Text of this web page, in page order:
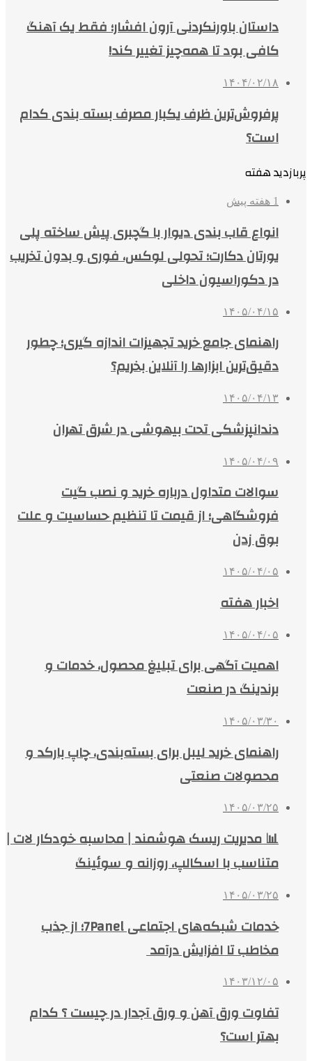
داستان باورنکردنی آرون افشار؛ فقط یک آهنگ
کافی بود تا همه‌چیز تغییر کند!
۱۴۰۴/۰۲/۱۸
پرفروش‌ترین ظرف یکبار مصرف بسته بندی کدام
است؟
پربازدید هفته
1 هفته پیش
انواع قاب بندی دیوار با گچبری پیش ساخته پلی
یورتان دکارت؛ تحولی لوکس، فوری و بدون تخریب
در دکوراسیون داخلی
۱۴۰۵/۰۴/۱۵
راهنمای جامع خرید تجهیزات اندازه گیری؛ چطور
دقیق‌ترین ابزارها را آنلاین بخریم؟
۱۴۰۵/۰۴/۱۳
دندانپزشکی تحت بیهوشی در شرق تهران
۱۴۰۵/۰۴/۰۹
سوالات متداول درباره خرید و نصب گیت
فروشگاهی؛ از قیمت تا تنظیم حساسیت و علت
بوق زدن
۱۴۰۵/۰۴/۰۵
اخبار هفته
۱۴۰۵/۰۴/۰۵
اهمیت آگهی برای تبلیغ محصول، خدمات و
برندینگ در صنعت
۱۴۰۵/۰۳/۳۰
راهنمای خرید لیبل برای بسته‌بندی، چاپ بارکد و
محصولات صنعتی
۱۴۰۵/۰۳/۲۵
📊 مدیریت ریسک هوشمند | محاسبه خودکار لات |
متناسب با اسکالپ، روزانه و سوئینگ
۱۴۰۵/۰۳/۲۵
خدمات شبکه‌های اجتماعی 7Panel؛ از جذب
مخاطب تا افزایش درآمد
۱۴۰۳/۱۲/۰۵
تفاوت ورق آهن و ورق آجدار در چیست ؟ کدام
بهتر است؟